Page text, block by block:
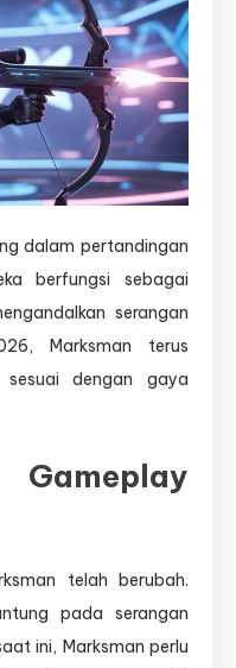
dalam pertandingan
berfungsi sebagai
serangan
Marksman terus
dengan gaya
telah berubah.
pada serangan
ini, Marksman perlu